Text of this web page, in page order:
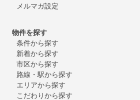
メルマガ設定
物件を探す
条件から探す
新着から探す
市区から探す
路線・駅から探す
エリアから探す
こだわりから探す